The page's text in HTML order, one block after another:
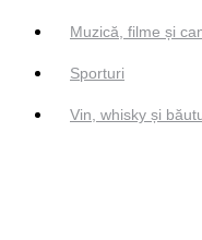
Muzică, filme și
Sporturi
Vin, whisky și